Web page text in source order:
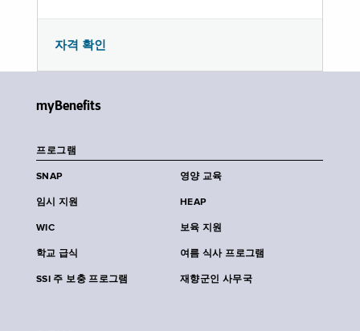
자격 확인
myBenefits
프로그램
SNAP 영양 교육
임시 지원 HEAP
WIC 보육 지원
학교 급식 여름 식사 프로그램
SSI 주 보충 프로그램 재향군인 사무국